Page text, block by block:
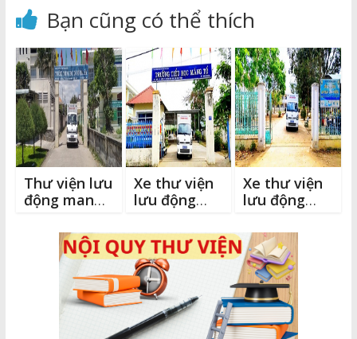
b
o
o
k
Li
n
k
n
g
e
r
r
tướng Phạm Văn
01/3/2025)→
Bạn cũng có thể thích
Thư viện lưu
động mang
học sinh
trường
THCS Ma
Xe thư viện
lưu động
sinh Trường
Tiểu học
Măng Tố
Xe thư viện
lưu động
sinh Trường
TH&THCS
Hàm Thạnh